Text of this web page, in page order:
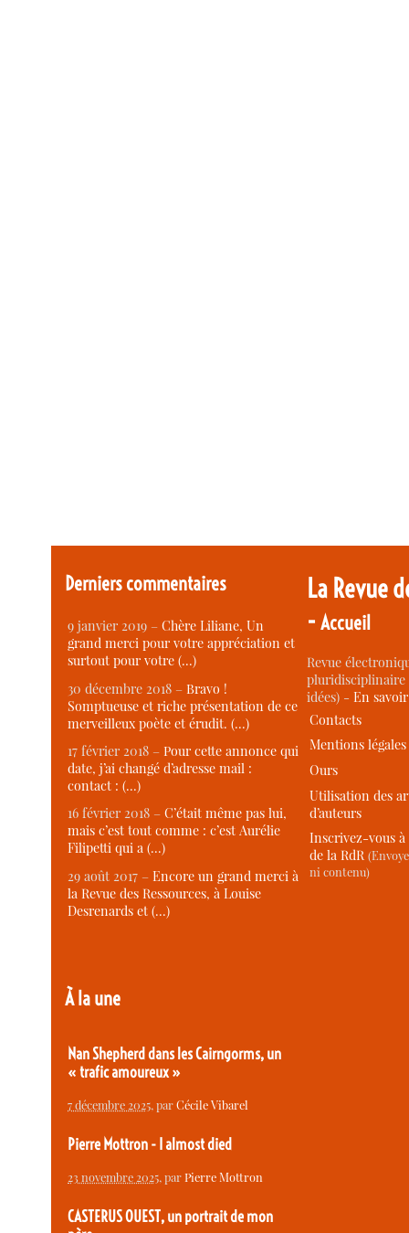
Derniers commentaires
9 janvier 2019 –Chère Liliane, Un
grand merci pour votre appréciation et
surtout pour votre (…)
30 décembre 2018 –Bravo !
Somptueuse et riche présentation de ce
merveilleux poète et érudit. (…)
17 février 2018 –Pour cette annonce qui
date, j’ai changé d’adresse mail :
contact : (…)
16 février 2018 –C’était même pas lui,
mais c’est tout comme : c’est Aurélie
Filipetti qui a (…)
29 août 2017 –Encore un grand merci à
la Revue des Ressources, à Louise
Desrenards et (…)
À la une
Nan Shepherd dans les Cairngorms, un
« trafic amoureux »
7 décembre 2025, parCécile Vibarel
Pierre Mottron - I almost died
23 novembre 2025, parPierre Mottron
CASTERUS OUEST, un portrait de mon
La Revue
-Accueil
Revue
idées) -En
Contacts
Mentions légales
Ours
Utilisation des
d’auteurs
Inscrivez-vous
de la RdR
ni contenu)